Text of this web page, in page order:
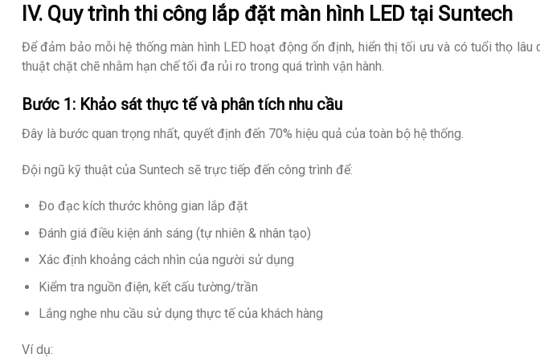
IV. Quy trình thi công lắp đặt màn hình LED tại Suntech
Để đảm bảo mỗi hệ thống màn hình LED hoạt động ổn định, hiển thị tối ưu và có tuổi thọ
thuật chặt chẽ nhằm hạn chế tối đa rủi ro trong quá trình vận hành.
Bước 1: Khảo sát thực tế và phân tích nhu cầu
Đây là bước quan trọng nhất, quyết định đến 70% hiệu quả của toàn bộ hệ thống.
Đội ngũ kỹ thuật của Suntech sẽ trực tiếp đến công trình để:
Đo đạc kích thước không gian lắp đặt
Đánh giá điều kiện ánh sáng (tự nhiên & nhân tạo)
Xác định khoảng cách nhìn của người sử dụng
Kiểm tra nguồn điện, kết cấu tường/trần
Lắng nghe nhu cầu sử dụng thực tế của khách hàng
Ví dụ: